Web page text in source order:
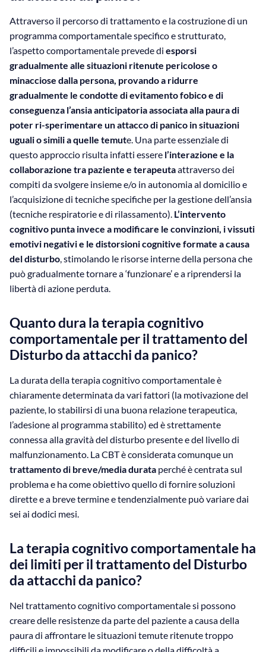
Attraverso il percorso di trattamento e la costruzione di un
programma comportamentale specifico e strutturato,
l’aspetto comportamentale prevede di esporsi
gradualmente alle situazioni ritenute pericolose o
minacciose dalla persona, provando a ridurre
gradualmente le condotte di evitamento fobico e di
conseguenza l’ansia anticipatoria associata alla paura di
poter ri-sperimentare un attacco di panico in situazioni
uguali o simili a quelle temute. Una parte essenziale di
questo approccio risulta infatti essere l’interazione e la
collaborazione tra paziente e terapeutaattraverso dei
compiti da svolgere insieme e/o in autonomia al domicilio e
l’acquisizione di tecniche specifiche per la gestione dell’ansia
(tecniche respiratorie e di rilassamento). L’intervento
cognitivo punta invece a modificare le convinzioni, i vissuti
emotivi negativi e le distorsioni cognitive formate a causa
del disturbo , stimolando le risorse interne della persona che
può gradualmente tornare a ‘funzionare’ e a riprendersi la
libertà di azione perduta.
Quanto dura la terapia cognitivo
comportamentale per il trattamento del
Disturbo da attacchi da panico?
La durata della terapia cognitivo comportamentale è
chiaramente determinata da vari fattori (la motivazione del
paziente, lo stabilirsi di una buona relazione terapeutica,
l’adesione al programma stabilito) ed è strettamente
connessa alla gravità del disturbo presente e del livello di
malfunzionamento. La CBT è considerata comunque un
trattamento di breve/media durata perché è centrata sul
problema e ha come obiettivo quello di fornire soluzioni
dirette e a breve termine e tendenzialmente può variare dai
sei ai dodici mesi.
La terapia cognitivo comportamentale ha
dei limiti per il trattamento del Disturbo
da attacchi da panico?
Nel trattamento cognitivo comportamentale si possono
creare delle resistenze da parte del paziente a causa della
paura di affrontare le situazioni temute ritenute troppo
difficili e impossibili da modificare o della difficoltà a